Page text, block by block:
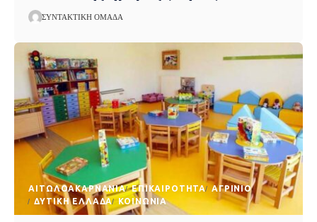
ΣΥΝΤΑΚΤΙΚΉ ΟΜΆΔΑ
AΙΤΩΛΟΑΚΑΡΝΑΝΊΑ EΠΙΚΑΙΡΌΤΗΤΑ
ΑΓΡΊΝΙΟ
ΔΥΤΙΚΉ ΕΛΛΆΔΑ
ΚΟΙΝΩΝΊΑ